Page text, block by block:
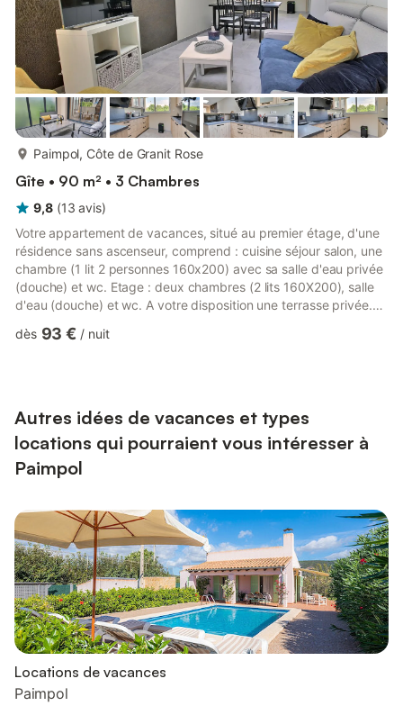
Paimpol, Côte de Granit Rose
Gîte • 90 m² • 3 Chambres
9,8 (13 avis)
Votre appartement de vacances, situé au premier étage, d'une
résidence sans ascenseur, comprend : cuisine séjour salon, une
chambre (1 lit 2 personnes 160x200) avec sa salle d'eau privée
(douche) et wc. Etage : deux chambres (2 lits 160X200), salle
d'eau (douche) et wc. A votre disposition une terrasse privée.
propriété ou sur rue (gratuit) A 600 m de la mer, cet
dès 93 € / nuit
Autres idées de vacances et types
locations qui pourraient vous intéresser à
Paimpol
Locations de vacances
Paimpol